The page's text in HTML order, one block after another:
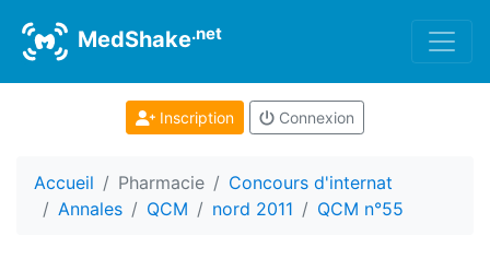
MedShake.net
Inscription Connexion
Accueil Pharmacie
Concours d'internat
Annales
QCM nord 2011 QCM n°55